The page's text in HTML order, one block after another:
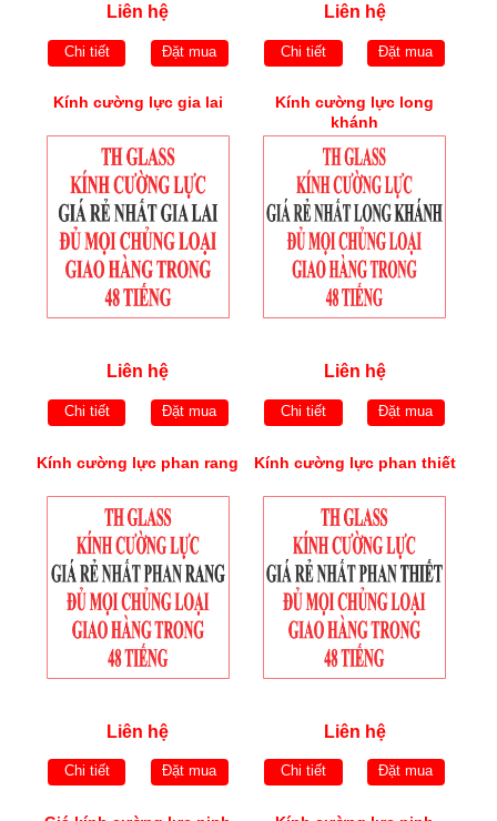
Liên hệ
Chi tiết Đặt mua
Liên hệ
Chi tiết Đặt mua
Kính cường lực gia lai
Liên hệ
Chi tiết Đặt mua
Kính cường lực long
khánh
Liên hệ
Chi tiết Đặt mua
Kính cường lực phan rang
Liên hệ
Chi tiết Đặt mua
Kính cường lực phan thiết
Liên hệ
Chi tiết Đặt mua